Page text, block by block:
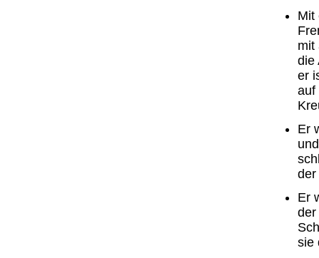
Mit
mit
die
er
auf
Er
der
Er
der
sie